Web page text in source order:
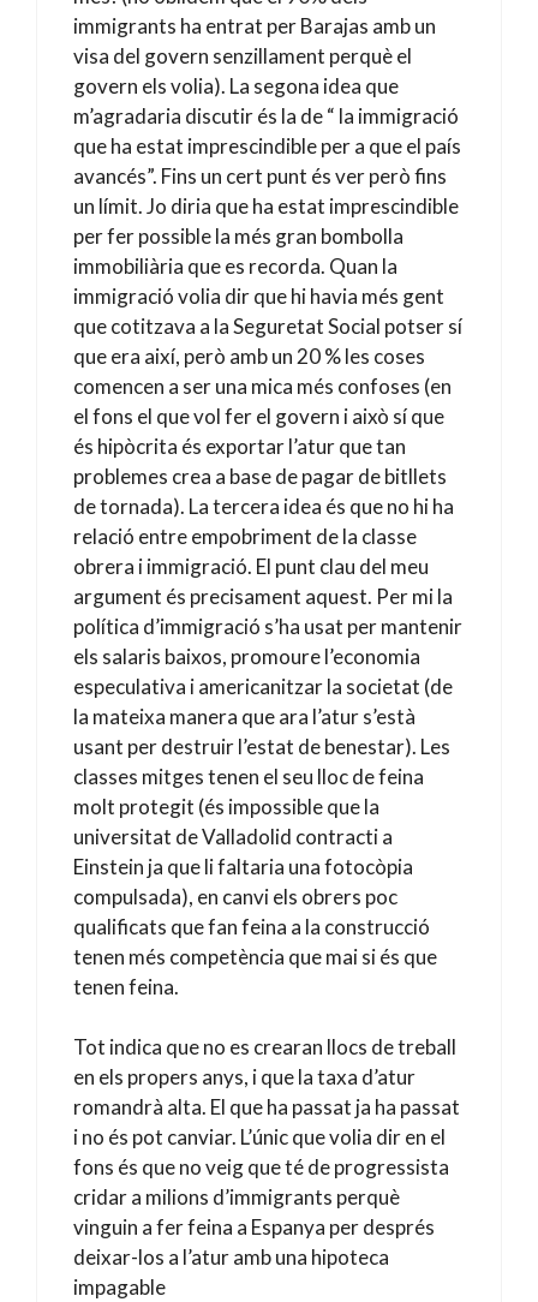
immigrants ha entrat per Barajas amb un
visa del govern senzillament perquè el
govern els volia). La segona idea que
m’agradaria discutir és la de “ la immigració
que ha estat imprescindible per a que el país
avancés”. Fins un cert punt és ver però fins
un límit. Jo diria que ha estat imprescindible
per fer possible la més gran bombolla
immobiliària que es recorda. Quan la
immigració volia dir que hi havia més gent
que cotitzava a la Seguretat Social potser sí
que era així, però amb un 20 % les coses
comencen a ser una mica més confoses (en
el fons el que vol fer el govern i això sí que
és hipòcrita és exportar l’atur que tan
problemes crea a base de pagar de bitllets
de tornada). La tercera idea és que no hi ha
relació entre empobriment de la classe
obrera i immigració. El punt clau del meu
argument és precisament aquest. Per mi la
política d’immigració s’ha usat per mantenir
els salaris baixos, promoure l’economia
especulativa i americanitzar la societat (de
la mateixa manera que ara l’atur s’està
usant per destruir l’estat de benestar). Les
classes mitges tenen el seu lloc de feina
molt protegit (és impossible que la
universitat de Valladolid contracti a
Einstein ja que li faltaria una fotocòpia
compulsada), en canvi els obrers poc
qualificats que fan feina a la construcció
tenen més competència que mai si és que
tenen feina.
Tot indica que no es crearan llocs de treball
en els propers anys, i que la taxa d’atur
romandrà alta. El que ha passat ja ha passat
i no és pot canviar. L’únic que volia dir en el
fons és que no veig que té de progressista
cridar a milions d’immigrants perquè
vinguin a fer feina a Espanya per després
deixar-los a l’atur amb una hipoteca
impagable